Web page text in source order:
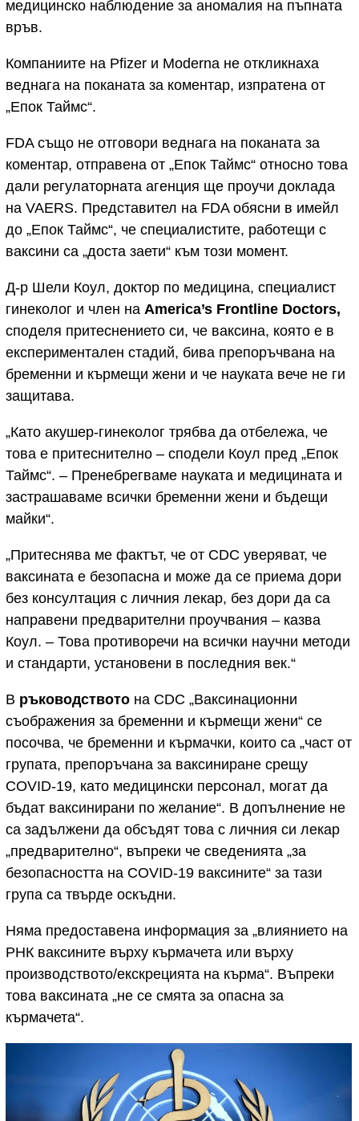
медицинско наблюдение за аномалия на пъпната
връв.
Компаниите на Pfizer и Moderna не откликнаха
веднага на поканата за коментар, изпратена от
„Епок Таймс“.
FDA също не отговори веднага на поканата за
коментар, отправена от „Епок Таймс“ относно това
дали регулаторната агенция ще проучи доклада
на VAERS. Представител на FDA обясни в имейл
до „Епок Таймс“, че специалистите, работещи с
ваксини са „доста заети“ към този момент.
Д-р Шели Коул, доктор по медицина, специалист
гинеколог и член на America’s Frontline Doctors,
споделя притеснението си, че ваксина, която е в
експериментален стадий, бива препоръчвана на
бременни и кърмещи жени и че науката вече не ги
защитава.
„Като акушер-гинеколог трябва да отбележа, че
това е притеснително – сподели Коул пред „Епок
Таймс“. – Пренебрегваме науката и медицината и
застрашаваме всички бременни жени и бъдещи
майки“.
„Притеснява ме фактът, че от CDC уверяват, че
ваксината е безопасна и може да се приема дори
без консултация с личния лекар, без дори да са
направени предварителни проучвания – казва
Коул. – Това противоречи на всички научни методи
и стандарти, установени в последния век.“
В ръководството на CDC „Ваксинационни
съображения за бременни и кърмещи жени“ се
посочва, че бременни и кърмачки, които са „част от
групата, препоръчана за ваксиниране срещу
COVID-19, като медицински персонал, могат да
бъдат ваксинирани по желание“. В допълнение не
са задължени да обсъдят това с личния си лекар
„предварително“, въпреки че сведенията „за
безопасността на COVID-19 ваксините“ за тази
група са твърде оскъдни.
Няма предоставена информация за „влиянието на
РНК ваксините върху кърмачета или върху
производството/екскрецията на кърма“. Въпреки
това ваксината „не се смята за опасна за
кърмачета“.